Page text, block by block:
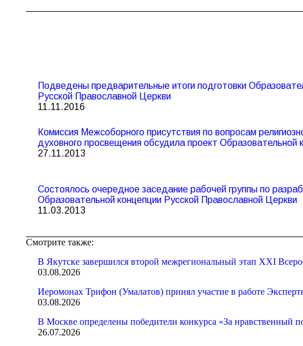
Подведены предварительные итоги подготовки
Русской Православной Церкви
11.11.2016
Комиссия Межсоборного присутствия по вопросам
духовного просвещения обсудила проект Образовательной
27.11.2013
Состоялось очередное заседание рабочей группы по
Образовательной концепции Русской Православной Церкви
11.03.2013
Смотрите также:
В Якутске завершился второй межрегиональный этап XXI
03.08.2026
Иеромонах Трифон (Умалатов) принял участие в работе
03.08.2026
В Москве определены победители конкурса «За нравственный
26.07.2026